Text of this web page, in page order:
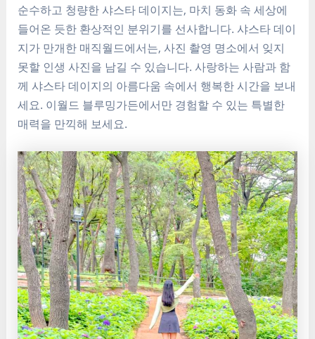
순수하고 청량한 샤스타 데이지는, 마치 동화 속 세상에
들어온 듯한 환상적인 분위기를 선사합니다. 샤스타 데이
지가 만개한 매직월드에서는, 사진 촬영 명소에서 잊지
못할 인생 사진을 남길 수 있습니다. 사랑하는 사람과 함
께 샤스타 데이지의 아름다움 속에서 행복한 시간을 보내
세요. 이월드 블루밍가든에서만 경험할 수 있는 특별한
매력을 만끽해 보세요.